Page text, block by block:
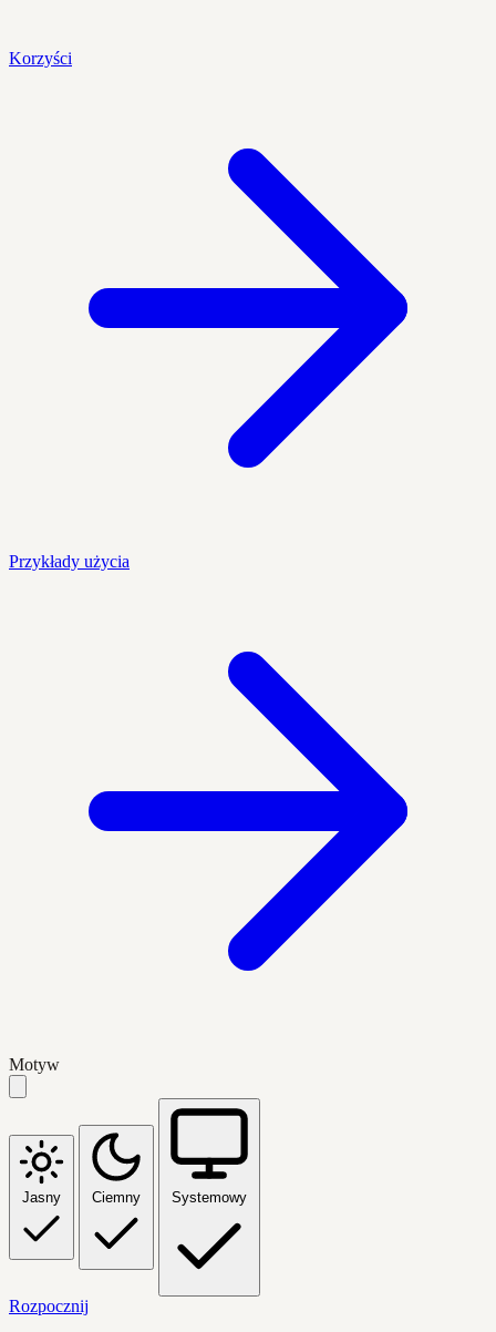
Korzyści
Przykłady użycia
Motyw
Jasny Ciemny Systemowy
Rozpocznij